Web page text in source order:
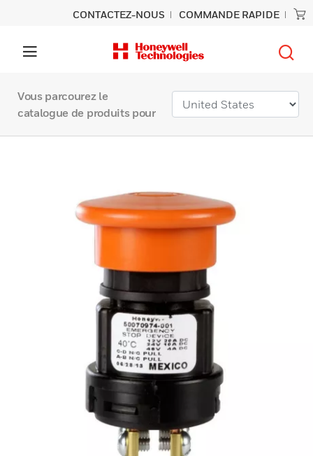
CONTACTEZ-NOUS COMMANDE RAPIDE
Vous parcourez le
catalogue de produits pour